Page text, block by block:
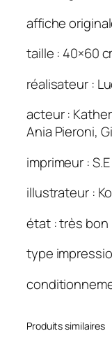
s
o
p
ê
t
d
c
m
e
t
i
r
(
affiche
taille : 40×60
réalisateur :
acteur :
Ania Pieroni,
imprimeur :
illustrateur :
état : très bon
type
Produits similaires